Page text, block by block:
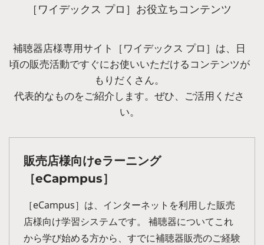
［ワイデックス プロ］お役立ちコンテンツ
補聴器店様専用サイト［ワイデックス プロ］は、日
頃の販売活動ですぐにお使いいただけるコンテンツが
もりだくさん。
代表的なものをご紹介します。ぜひ、ご活用くださ
い。
販売店様向けeラーニング
［eCapmpus］
［eCampus］は、インターネットを利用した販売
店様向け学習システムです。 補聴器についてこれ
から学び始める方から、すでに補聴器販売のご経験